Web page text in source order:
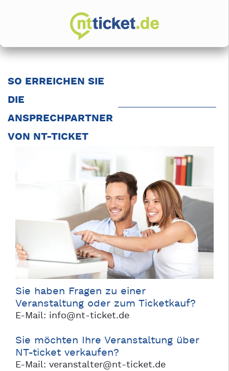
SO ERREICHEN SIE
DIE
ANSPRECHPARTNER
VON NT-TICKET
Sie haben Fragen zu einer
Veranstaltung oder zum Ticketkauf?
E-Mail: info@nt-ticket.de
Sie möchten Ihre Veranstaltung über
NT-ticket verkaufen?
E-Mail: veranstalter@nt-ticket.de